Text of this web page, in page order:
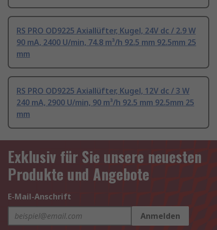
RS PRO OD9225 Axiallüfter, Kugel, 24V dc / 2.9 W
90 mA, 2400 U/min, 74.8 m³/h 92.5 mm 92.5mm 25
mm
RS PRO OD9225 Axiallüfter, Kugel, 12V dc / 3 W
240 mA, 2900 U/min, 90 m³/h 92.5 mm 92.5mm 25
mm
Exklusiv für Sie unsere neuesten
Produkte und Angebote
E-Mail-Anschrift
Anmelden